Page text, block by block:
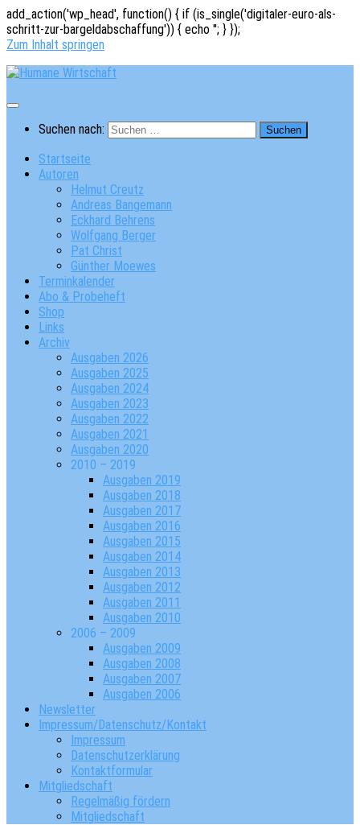
add_action('wp_head', function() { if (is_single('digitaler-euro-als-
schritt-zur-bargeldabschaffung')) { echo ''; } });
Zum Inhalt springen
Suchen nach:
Startseite
Autoren
Helmut Creutz
Andreas Bangemann
Eckhard Behrens
Wolfgang Berger
Pat Christ
Günther Moewes
Terminkalender
Abo & Probeheft
Shop
Links
Archiv
Ausgaben 2026
Ausgaben 2025
Ausgaben 2024
Ausgaben 2023
Ausgaben 2022
Ausgaben 2021
Ausgaben 2020
2010 – 2019
Ausgaben 2019
Ausgaben 2018
Ausgaben 2017
Ausgaben 2016
Ausgaben 2015
Ausgaben 2014
Ausgaben 2013
Ausgaben 2012
Ausgaben 2011
Ausgaben 2010
2006 – 2009
Ausgaben 2009
Ausgaben 2008
Ausgaben 2007
Ausgaben 2006
Newsletter
Impressum/Datenschutz/Kontakt
Impressum
Datenschutzerklärung
Kontaktformular
Mitgliedschaft
Regelmäßig fördern
Mitgliedschaft